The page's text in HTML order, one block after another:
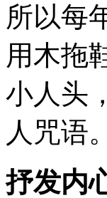
所以每
用木拖
小人头
人咒语。
抒发内